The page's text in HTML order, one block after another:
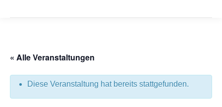
« Alle Veranstaltungen
Diese Veranstaltung hat bereits stattgefunden.